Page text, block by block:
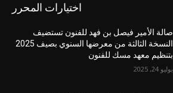
اختيارات المحرر
صالة الأمير فيصل بن فهد للفنون تستضيف
النسخة الثالثة من معرضها السنوي بصيف 2025
بتنظيم معهد مسك للفنون
يوليو 24, 2025